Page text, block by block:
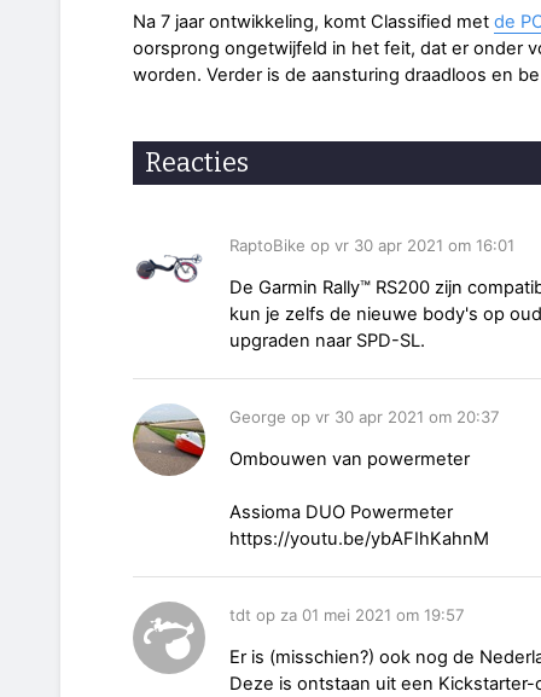
Na 7 jaar ontwikkeling, komt Classified met de
oorsprong ongetwijfeld in het feit, dat er onder
worden. Verder is de aansturing draadloos en
Reacties
RaptoBike op vr 30 apr 2021 om 16:01
De Garmin Rally™ RS200 zijn
kun je zelfs de nieuwe body's op
upgraden naar SPD-SL.
George op vr 30 apr 2021 om 20:37
Ombouwen van powermeter
Assioma DUO Powermeter
https://youtu.be/ybAFIhKahnM
tdt op za 01 mei 2021 om 19:57
Er is (misschien?) ook nog de
Deze is ontstaan uit een